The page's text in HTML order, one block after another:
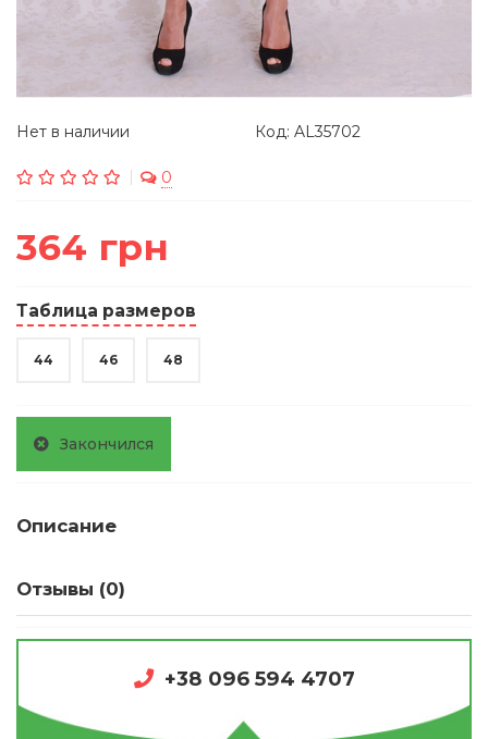
Нет в наличии Код: AL35702
0
364 грн
Таблица размеров
44 46 48
Закончился
Описание
Отзывы (0)
+38 096 594 4707